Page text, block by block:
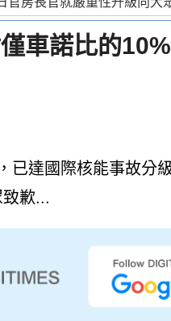
車諾比的
已達國際核能事故分
歉...